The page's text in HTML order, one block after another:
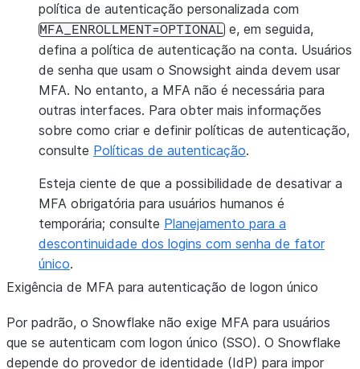
política de autenticação personalizada com
MFA_ENROLLMENT=OPTIONAL e, em seguida,
defina a política de autenticação na conta. Usuários
de senha que usam o Snowsight ainda devem usar
MFA. No entanto, a MFA não é necessária para
outras interfaces. Para obter mais informações
sobre como criar e definir políticas de autenticação,
consulte Políticas de autenticação.
Esteja ciente de que a possibilidade de desativar a
MFA obrigatória para usuários humanos é
temporária; consulte Planejamento para a
descontinuidade dos logins com senha de fator
único.
Exigência de MFA para autenticação de logon único
Por padrão, o Snowflake não exige MFA para usuários
que se autenticam com logon único (SSO). O Snowflake
depende do provedor de identidade (IdP) para impor